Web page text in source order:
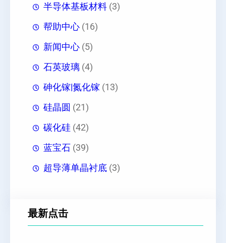
半导体基板材料 (3)
帮助中心 (16)
新闻中心 (5)
石英玻璃 (4)
砷化镓|氮化镓 (13)
硅晶圆 (21)
碳化硅 (42)
蓝宝石 (39)
超导薄单晶衬底 (3)
最新点击